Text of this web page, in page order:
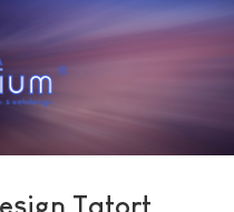
Tatort